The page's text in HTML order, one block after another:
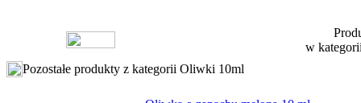
w
Pozostałe produkty z kategorii Oliwki 10ml